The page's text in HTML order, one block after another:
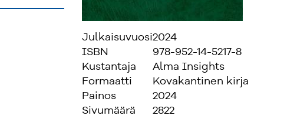
Julkaisuvuosi2024
ISBN
978-952-14-5217-8
Kustantaja
Alma Insights
Formaatti
Kovakantinen kirja
Painos
2024
Sivumäärä
2822